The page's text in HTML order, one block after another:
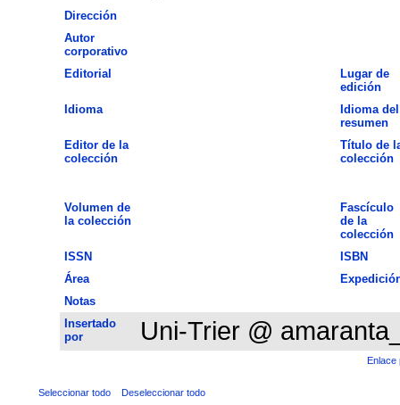
Dirección
Autor
corporativo
Editorial
Lugar de
edición
Idioma
Idioma del
resumen
Editor de la
colección
Título de
colección
Volumen de
la colección
Fascículo
de la
colección
ISSN
ISBN
Área
Notas
Insertado
por
Uni-Trier @
Enlace
Seleccionar todo Deseleccionar todo